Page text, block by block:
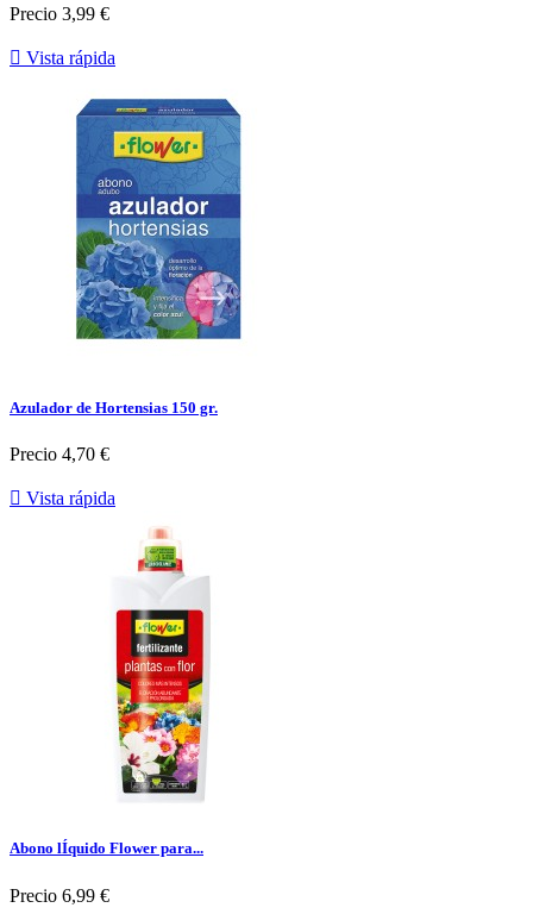
Precio 3,99 €
 Vista rápida
Azulador de Hortensias 150 gr.
Precio 4,70 €
 Vista rápida
Abono lÍquido Flower para...
Precio 6,99 €